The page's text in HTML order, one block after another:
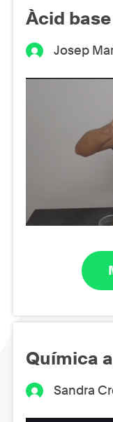
Àcid
Josep
Química
Sandra